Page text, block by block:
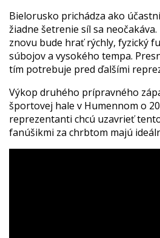
Bielorusko prichádza ako
žiadne šetrenie síl sa
znovu bude hrať rýchly, fyzický
súbojov a vysokého tempa.
tím potrebuje pred ďalšími
Výkop druhého prípravného
športovej hale v Humennom o
reprezentanti chcú uzavrieť
fanúšikmi za chrbtom majú